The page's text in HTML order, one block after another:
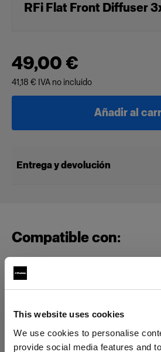
This website uses cookies
We use cookies to personalise
provide social media features and
RFi Flat Front Diffuser
49,00 €
41,18 € IVA no incluido
Añadir al
Entrega y devolución
Compatible con:
Softboxes
RFi Softbox Strip
RFi Softbox Octa